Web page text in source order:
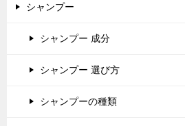
シャンプー
シャンプー 成分
シャンプー 選び方
シャンプーの種類